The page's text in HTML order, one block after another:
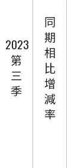
2023
第
三
季
同
期
相
比
增
減
率